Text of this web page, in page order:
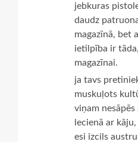
jebkuras
daudz
magazīnā, bet
ietilpība ir
magazīnai.
ja tavs
muskuļots
viņam
lecienā ar
esi izcils